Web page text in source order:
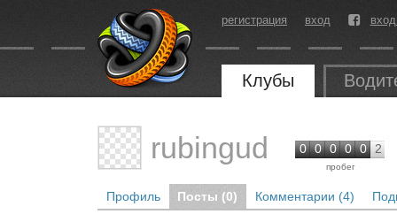
регистрация вход
Клубы
rubingud 0 0 0 0 0 2
пробег
Профиль Посты (0) Комментарии (4)